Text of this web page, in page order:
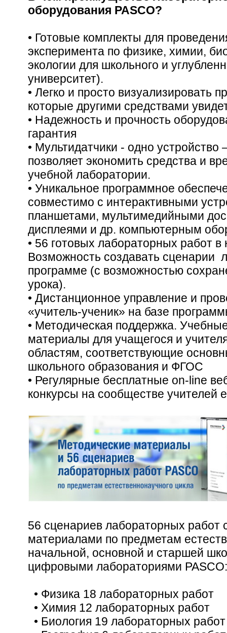
оборудования PASCO?
• Готовые комплекты для
эксперимента по физике, химии,
экологии для школьного и
университет).
• Легко и просто визуализировать
которые другими средствами
• Надежность и прочность
гарантия
• Мультидатчики - одно
позволяет экономить средства и
учебной лаборатории.
• Уникальное программное
совместимо с интерактивными
планшетами, мультимедийными
дисплеями и др. компьютерным
• 56 готовых лабораторных работ в
Возможность создавать сценарии
программе (с возможностью
урока).
• Дистанционное управление и
«учитель-ученик» на базе
• Методическая поддержка.
материалы для учащегося и
областям, соответствующие
школьного образования и ФГОС
• Регулярные бесплатные on-line
конкурсы на сообществе учителей
56 сценариев лабораторных работ
материалами по предметам
начальной, основной и старшей
цифровыми лабораториями PASCO:
• Физика 18 лабораторных работ
• Химия 12 лабораторных работ
• Биология 19 лабораторных работ